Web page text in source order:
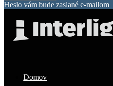
Heslo vám bude zaslané e-mailom
Domov